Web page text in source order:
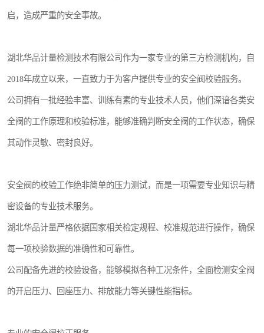
启，造成严重的安全事故。
湖北华品计量检测技术有限公司作为一家专业的第三方检测机构，自
2018年成立以来，一直致力于为客户提供专业的安全阀校验服务。
公司拥有一批经验丰富、训练有素的专业技术人员，他们深谙各类安
全阀的工作原理和校验标准，能够准确判断安全阀的工作状态，确保
其动作灵敏、密封良好。
安全阀的校验工作绝非简单的压力测试，而是一项需要专业知识与精
密设备的专业技术服务。
湖北华品计量严格依据国家相关检定规程、校准规范进行操作，确保
每一项校验数据的准确性和可靠性。
公司配备先进的校验设备，能够模拟各种工况条件，全面检测安全阀
的开启压力、回座压力、排放能力等关键性能指标。